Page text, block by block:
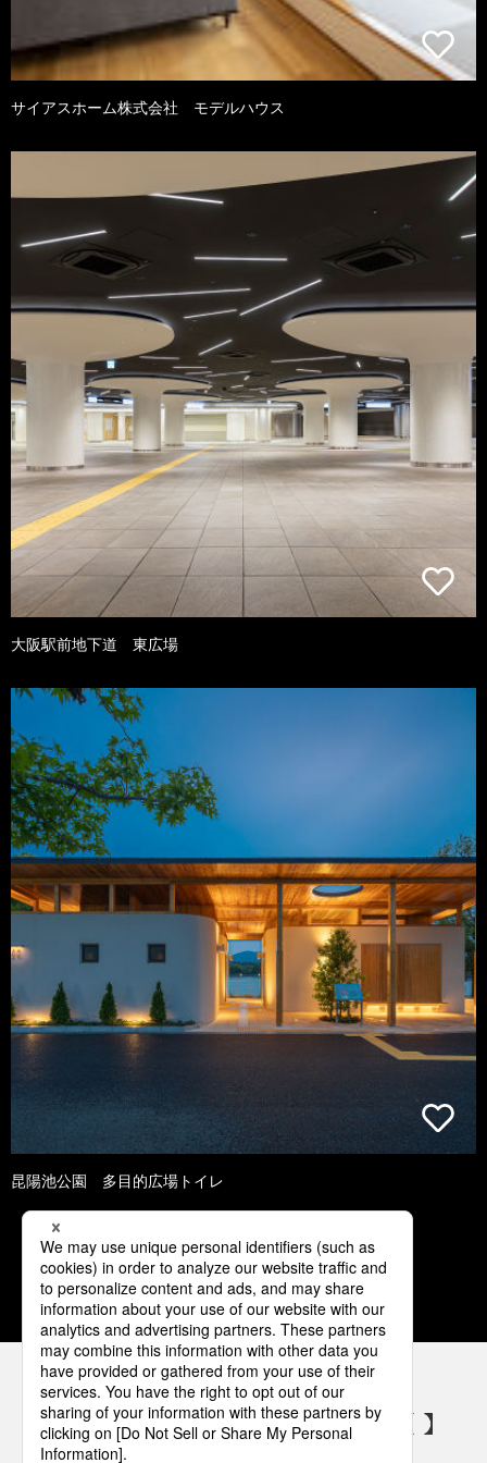
サイアスホーム株式会社 モデルハウス
大阪駅前地下道 東広場
昆陽池公園 多目的広場トイレ
1 2 3 4 5
パナソニックの電気設備 SNSアカウント